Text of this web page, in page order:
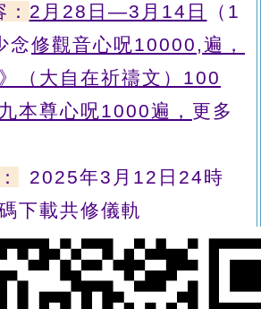
2月28日—3月14日
（1
念修觀音心呪10000,遍，
（大自在祈禱文）100
本尊心呪1000遍， 更多
2025年3月12日24時
下載共修儀軌